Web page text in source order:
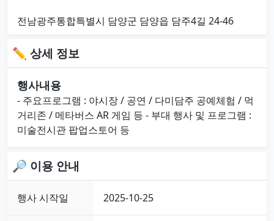
전남광주통합특별시 담양군 담양읍 담주4길 24-46
✏ 상세 정보
행사내용
- 주요프로그램 : 야시장 / 공연 / 다미담주 공예체험 / 먹
거리존 / 메타버스 AR 게임 등 - 부대 행사 및 프로그램 :
미술전시관 팝업스토어 등
🔎 이용 안내
행사 시작일 2025-10-25